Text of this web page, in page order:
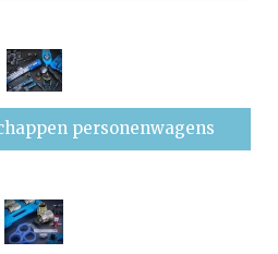
personenwagens